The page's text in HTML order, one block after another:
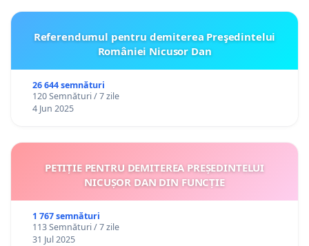
Referendumul pentru demiterea Preşedintelui
României Nicusor Dan
26 644 semnături
120 Semnături / 7 zile
4 Jun 2025
PETIȚIE PENTRU DEMITEREA PREȘEDINTELUI
NICUȘOR DAN DIN FUNCȚIE
1 767 semnături
113 Semnături / 7 zile
31 Jul 2025